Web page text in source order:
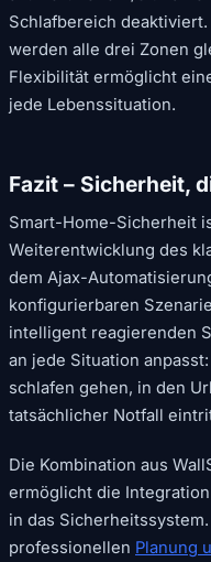
Schlafbereich
werden alle drei Zonen
Flexibilität ermöglicht
jede Lebenssituation.
Fazit – Sicherheit,
Smart-Home-Sicherheit
Weiterentwicklung des
dem Ajax-
konfigurierbaren
intelligent reagierenden
an jede Situation
schlafen gehen, in den
tatsächlicher Notfall
Die Kombination aus
ermöglicht die
in das
professionellen Planung